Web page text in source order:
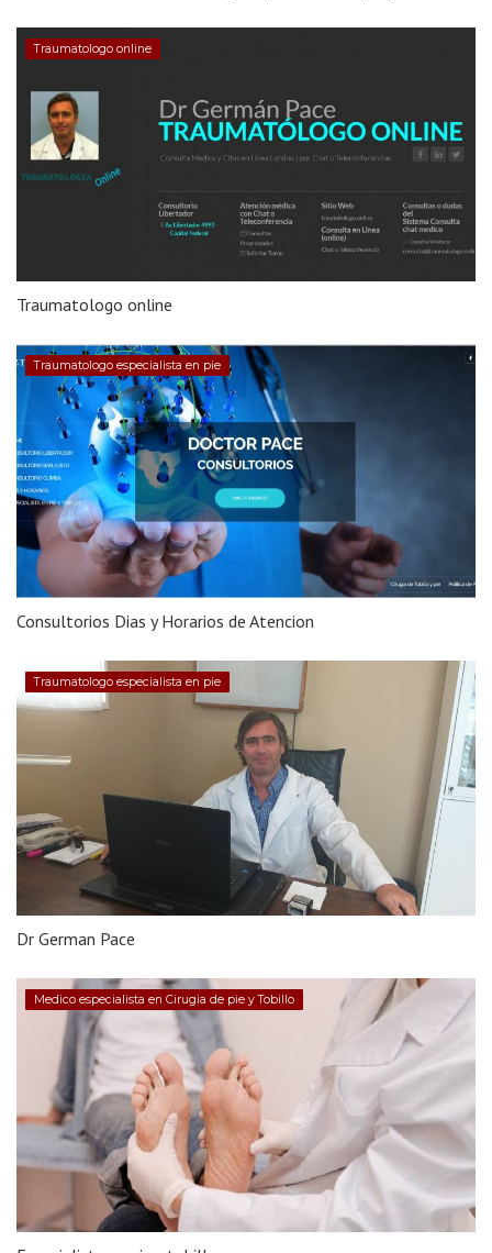
Traumatologo online
Traumatologo online
Traumatologo especialista en pie
Consultorios Dias y Horarios de Atencion
Traumatologo especialista en pie
Dr German Pace
Medico especialista en Cirugia de pie y Tobillo